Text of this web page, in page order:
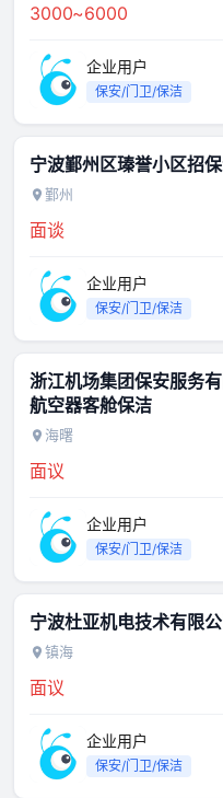
3000~6000
企业用户
保安/门卫/保洁
宁波鄞州区瑧誉小区招
鄞州
面谈
企业用户
保安/门卫/保洁
浙江机场集团保安服务
航空器客舱保洁
海曙
面议
企业用户
保安/门卫/保洁
宁波杜亚机电技术有限
镇海
面议
企业用户
保安/门卫/保洁